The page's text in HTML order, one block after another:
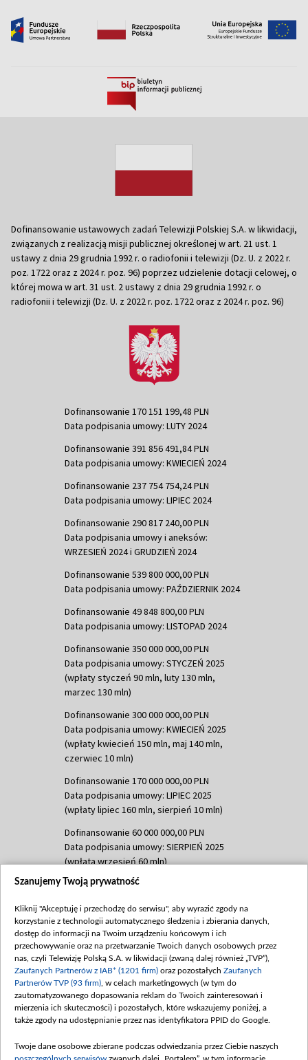
Dofinansowanie ustawowych zadań Telewizji Polskiej S.A. w likwidacji,
związanych z realizacją misji publicznej określonej w art. 21 ust. 1
ustawy z dnia 29 grudnia 1992 r. o radiofonii i telewizji (Dz. U. z 2022 r.
poz. 1722 oraz z 2024 r. poz. 96) poprzez udzielenie dotacji celowej, o
której mowa w art. 31 ust. 2 ustawy z dnia 29 grudnia 1992 r. o
radiofonii i telewizji (Dz. U. z 2022 r. poz. 1722 oraz z 2024 r. poz. 96)
Dofinansowanie 170 151 199,48 PLN
Data podpisania umowy: LUTY 2024
Dofinansowanie 391 856 491,84 PLN
Data podpisania umowy: KWIECIEŃ 2024
Dofinansowanie 237 754 754,24 PLN
Data podpisania umowy: LIPIEC 2024
Dofinansowanie 290 817 240,00 PLN
Data podpisania umowy i aneksów:
WRZESIEŃ 2024 i GRUDZIEŃ 2024
Dofinansowanie 539 800 000,00 PLN
Data podpisania umowy: PAŹDZIERNIK 2024
Dofinansowanie 49 848 800,00 PLN
Data podpisania umowy: LISTOPAD 2024
Dofinansowanie 350 000 000,00 PLN
Data podpisania umowy: STYCZEŃ 2025
(wpłaty styczeń 90 mln, luty 130 mln,
marzec 130 mln)
Dofinansowanie 300 000 000,00 PLN
Data podpisania umowy: KWIECIEŃ 2025
(wpłaty kwiecień 150 mln, maj 140 mln,
czerwiec 10 mln)
Dofinansowanie 170 000 000,00 PLN
Data podpisania umowy: LIPIEC 2025
(wpłaty lipiec 160 mln, sierpień 10 mln)
Dofinansowanie 60 000 000,00 PLN
Data podpisania umowy: SIERPIEŃ 2025
(wpłata wrzesień 60 mln)
Dofinansowanie 635 783 051,21 PLN
(wpłata wrzesień 100 mln, październik 350
mln, listopad 265 mln)
Dofinansowanie 48 862 000,00 PLN
Data podpisania umowy: GRUDZIEŃ 2025
(wpłata grudzień 60,548 mln)
Dofinansowanie 900 000 000,00 PLN
Data podpisania umowy: LUTY 2026 (wpłata
kwiecień 180 mln, 7 maja 180 mln, 8
Szanujemy Twoją prywatność
Kliknij "Akceptuję i przechodzę do serwisu", aby wyrazić zgody na
korzystanie z technologii automatycznego śledzenia i zbierania danych,
dostęp do informacji na Twoim urządzeniu końcowym i ich
przechowywanie oraz na przetwarzanie Twoich danych osobowych przez
nas, czyli Telewizję Polską S.A. w likwidacji (zwaną dalej również „TVP”),
Zaufanych Partnerów z IAB* (1201 firm) oraz pozostałych Zaufanych
Partnerów TVP (93 firm) , w celach marketingowych (w tym do
zautomatyzowanego dopasowania reklam do Twoich zainteresowań i
mierzenia ich skuteczności) i pozostałych, które wskazujemy poniżej, a
także zgody na udostępnianie przez nas identyfikatora PPID do Google.
Twoje dane osobowe zbierane podczas odwiedzania przez Ciebie naszych